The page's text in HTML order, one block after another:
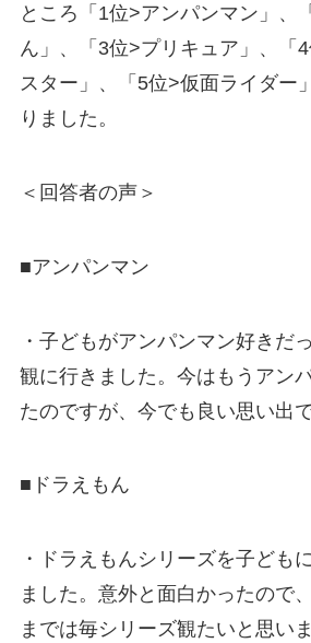
ところ「1位>アンパンマン」、
ん」、「3位>プリキュア」、「
スター」、「5位>仮面ライダー
りました。
＜回答者の声＞
■アンパンマン
・子どもがアンパンマン好きだ
観に行きました。今はもうアン
たのですが、今でも良い思い出で
■ドラえもん
・ドラえもんシリーズを子ども
ました。意外と面白かったので
までは毎シリーズ観たいと思いま